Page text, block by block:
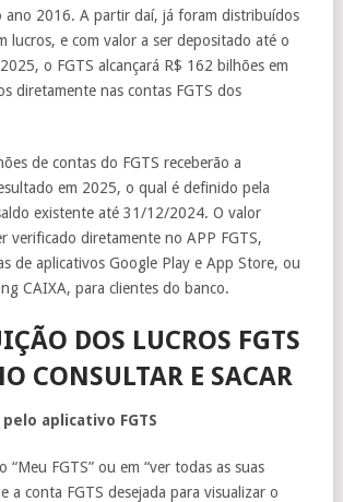
ano 2016. A partir daí, já foram distribuídos
lucros, e com valor a ser depositado até o
o FGTS alcançará R$ 162 bilhões em
diretamente nas contas FGTS dos
de contas do FGTS receberão a
em 2025, o qual é definido pela
existente até 31/12/2024. O valor
verificado diretamente no APP FGTS,
de aplicativos Google Play e App Store, ou
CAIXA, para clientes do banco.
DOS LUCROS FGTS
CONSULTAR E SACAR
pelo aplicativo FGTS
“Meu FGTS” ou em “ver todas as suas
a conta FGTS desejada para visualizar o